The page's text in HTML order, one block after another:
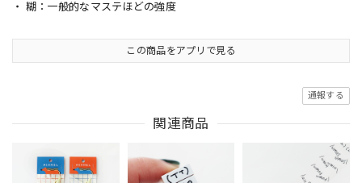
・ 糊：一般的なマステほどの強度
この商品をアプリで見る
通報する
関連商品